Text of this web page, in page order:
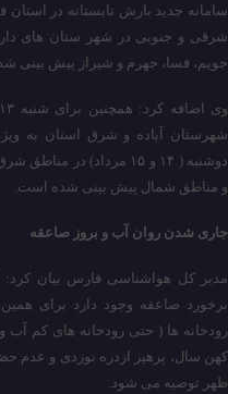
شرقی و جنوبی در شهر ستان های
جویم، فسا، جهرم و شیراز پیش بینی
شهرستان آباده و شرق استان به
دوشنبه ( ۱۴ و ۱۵ مرداد)
و مناطق شمال پیش بینی شده است.
‌جاری شدن روان آب و بروز صاعقه
مدیر کل هواشناسی فارس بیان
برخورد صاعقه وجود دارد برای
رودخانه ها ( حتی رودخانه های کم
کهن سال،‌ پرهیز ازدره نوردی و عدم
ظهر توصیه می شود.